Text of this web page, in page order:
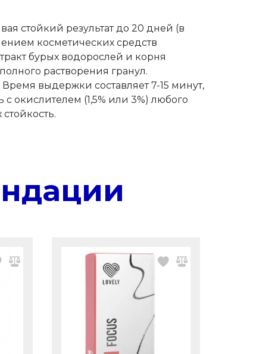
стойкий результат до 20 дней (в
косметических средств
бурых водорослей и корня
растворения гранул.
выдержки составляет 7-15 минут,
окислителем (1,5% или 3%) любого